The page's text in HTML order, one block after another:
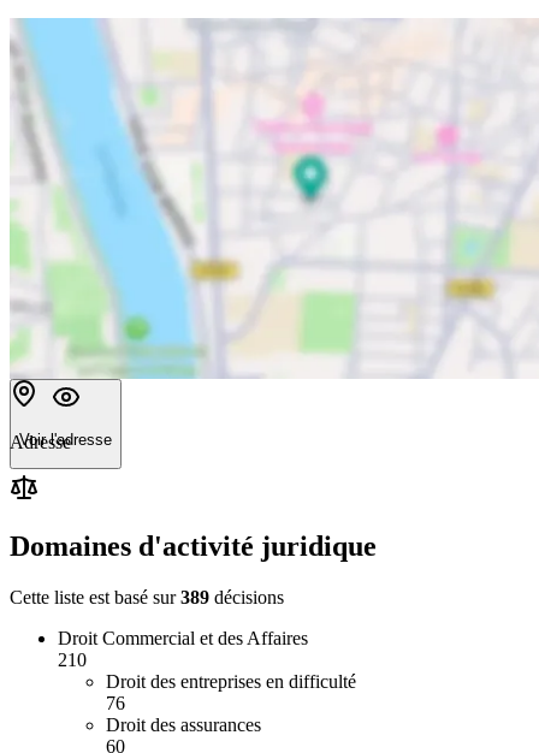
Voir l'adresse
Adresse
Domaines d'activité juridique
Cette liste est basé sur 389 décisions
Droit Commercial et des Affaires
210
Droit des entreprises en difficulté
76
Droit des assurances
60